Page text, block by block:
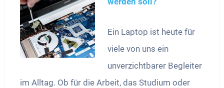
Ein Laptop ist heute für
viele von uns ein
unverzichtbarer Begleiter
im Alltag. Ob für die Arbeit, das Studium oder